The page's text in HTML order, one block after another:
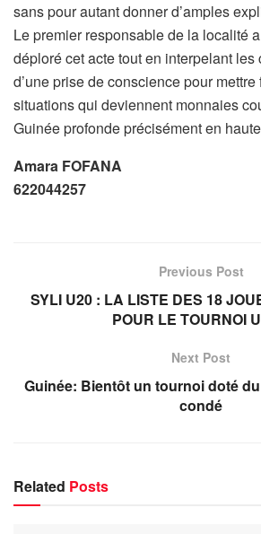
sans pour autant donner d’amples
Le premier responsable de la localité
déploré cet acte tout en interpelant les
d’une prise de conscience pour
situations qui deviennent monnaies
Guinée profonde précisément en
Amara FOFANA
622044257
Previous Post
SYLI U20 : LA LISTE DES 18
POUR LE TOURNOI
Next Post
Guinée: Bientôt un tournoi doté
condé
Related Posts